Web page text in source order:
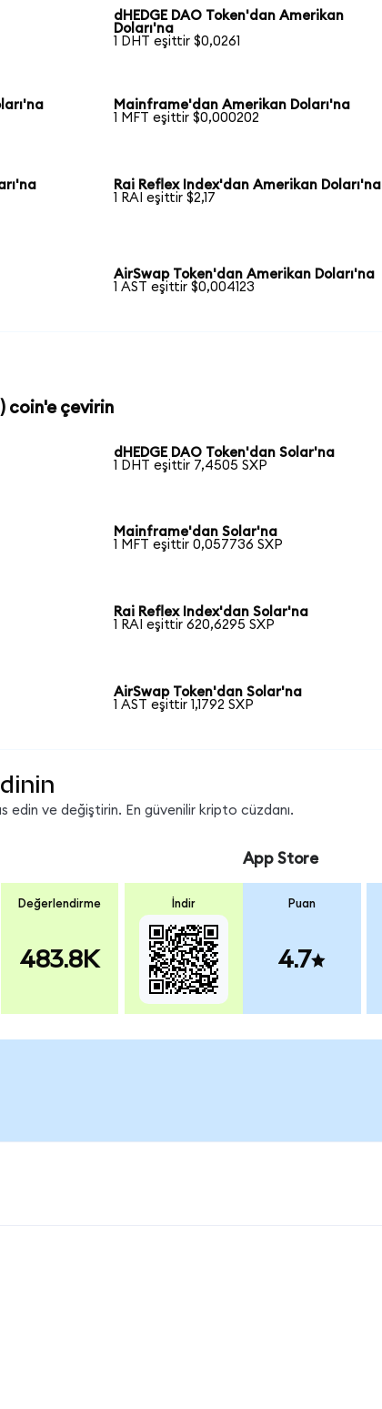
dHEDGE DAO Token'dan Amerikan
Doları'na
1 DHT eşittir $0,0261
Mainframe'dan Amerikan Doları'na
1 MFT eşittir $0,000202
Rai Reflex Index'dan Amerikan Doları'na
1 RAI eşittir $2,17
AirSwap Token'dan Amerikan Doları'na
1 AST eşittir $0,004123
coin'e çevirin
dHEDGE DAO Token'dan Solar'na
1 DHT eşittir 7,4505 SXP
Mainframe'dan Solar'na
1 MFT eşittir 0,057736 SXP
Rai Reflex Index'dan Solar'na
1 RAI eşittir 620,6295 SXP
AirSwap Token'dan Solar'na
1 AST eşittir 1,1792 SXP
edin ve değiştirin. En güvenilir kripto cüzdanı.
Değerlendirme
483.8K
İndir
App Store
Puan
4.7